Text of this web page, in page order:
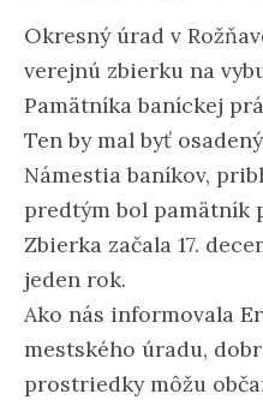
Okresný úrad v
verejnú zbierku na
Pamätníka baníckej
Ten by mal byť
Námestia baníkov,
predtým bol pamätník
Zbierka začala 17.
jeden rok.
Ako nás informovala
mestského úradu,
prostriedky môžu